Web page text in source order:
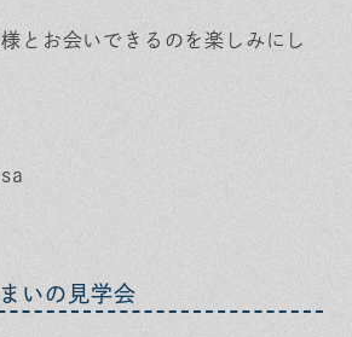
とお会いできるのを楽しみにし
いの見学会